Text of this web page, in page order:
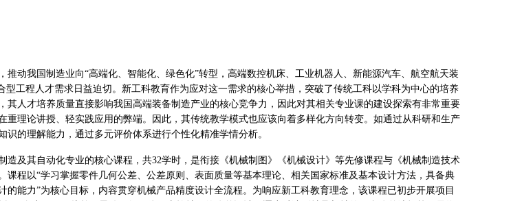
推动我国制造业向“高端化、智能化、绿色化”转型，高端数控机床、工业机器人、新能源汽车、航空航天装
型工程人才需求日益迫切。新工科教育作为应对这一需求的核心举措，突破了传统工科以学科为中心的培养
其人才培养质量直接影响我国高端装备制造产业的核心竞争力，因此对其相关专业课的建设探索有非常重要
重理论讲授、轻实践应用的弊端。因此，其传统教学模式也应该向着多样化方向转变。如通过从科研和生产
的理解能力，通过多元评价体系进行个性化精准学情分析。
造及其自动化专业的核心课程，共32学时，是衔接《机械制图》《机械设计》等先修课程与《机械制造技术
课程以“学习掌握零件几何公差、公差原则、表面质量等基本理论、相关国家标准及基本设计方法，具备典
的能力”为核心目标，内容贯穿机械产品精度设计全流程。为响应新工科教育理念，该课程已初步开展项目